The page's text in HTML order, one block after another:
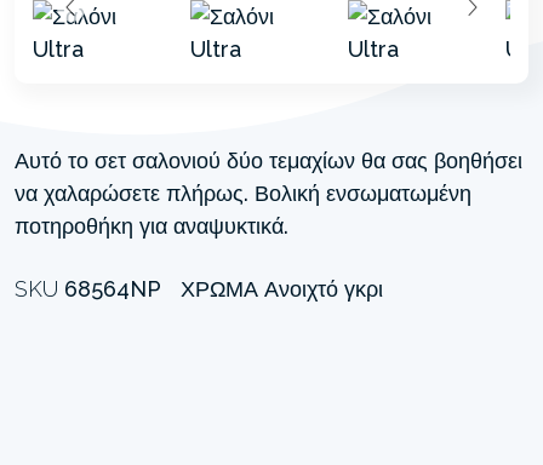
Αυτό το σετ σαλονιού δύο τεμαχίων θα σας βοηθήσει
να χαλαρώσετε πλήρως. Βολική ενσωματωμένη
ποτηροθήκη για αναψυκτικά.
SKU 68564NP ΧΡΏΜΑ Ανοιχτό γκρι